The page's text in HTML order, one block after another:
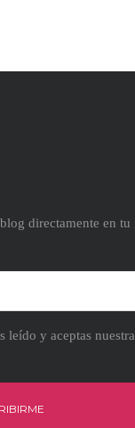
directamente en tu
leído y aceptas nuestra